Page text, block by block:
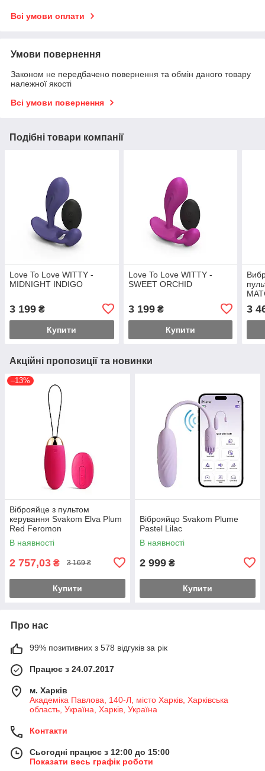
Всі умови оплати
Умови повернення
Законом не передбачено повернення та обмін даного товару
належної якості
Всі умови повернення
Подібні товари компанії
Love To Love WITTY -
MIDNIGHT INDIGO
3 199 ₴
Купити
Love To Love WITTY -
SWEET ORCHID
3 199₴
Купити
3
Акційні пропозиції та новинки
–13%
Віброяйце з пультом
керування Svakom Elva Plum
Red Feromon
В наявності
2 757,03 ₴ 3 169 ₴
Купити
Віброяйцо Svakom Plume
Pastel Lilac
В наявності
2 999 ₴
Купити
Про нас
99% позитивних з 578 відгуків за рік
Працює з 24.07.2017
м. Харків
Академіка Павлова, 140-Л, місто Харків, Харківська
область, Україна, Харків, Україна
Контакти
Сьогодні працює з 12:00 до 15:00
Показати весь графік роботи